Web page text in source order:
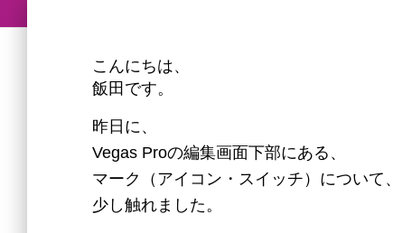
こんにちは、
飯田です。
昨日に、
Vegas Proの編集画面下部にある、
マーク（アイコン・スイッチ）について、
少し触れました。